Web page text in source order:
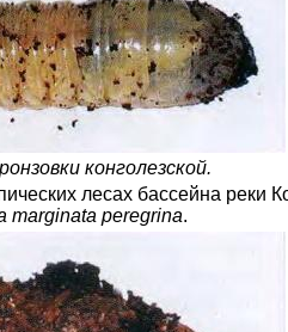
конголезской.
лесах бассейна
marginata peregrina.